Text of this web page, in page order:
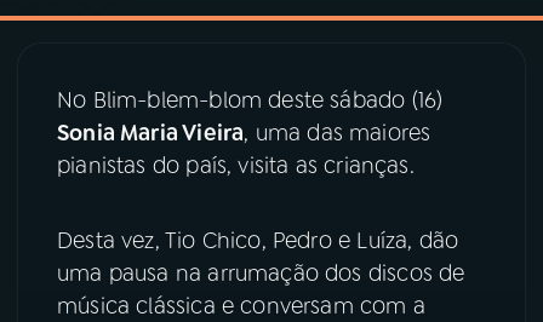
03PROGRAMAÇÃO
04 PROGRAMAS
06VIDEOCASTS
No Blim-blem-blom deste sábado (16)
Sonia Maria Vieira, uma das maiores
pianistas do país, visita as crianças.
Desta vez, Tio Chico, Pedro e Luíza, dão
uma pausa na arrumação dos discos de
música clássica e conversam com a